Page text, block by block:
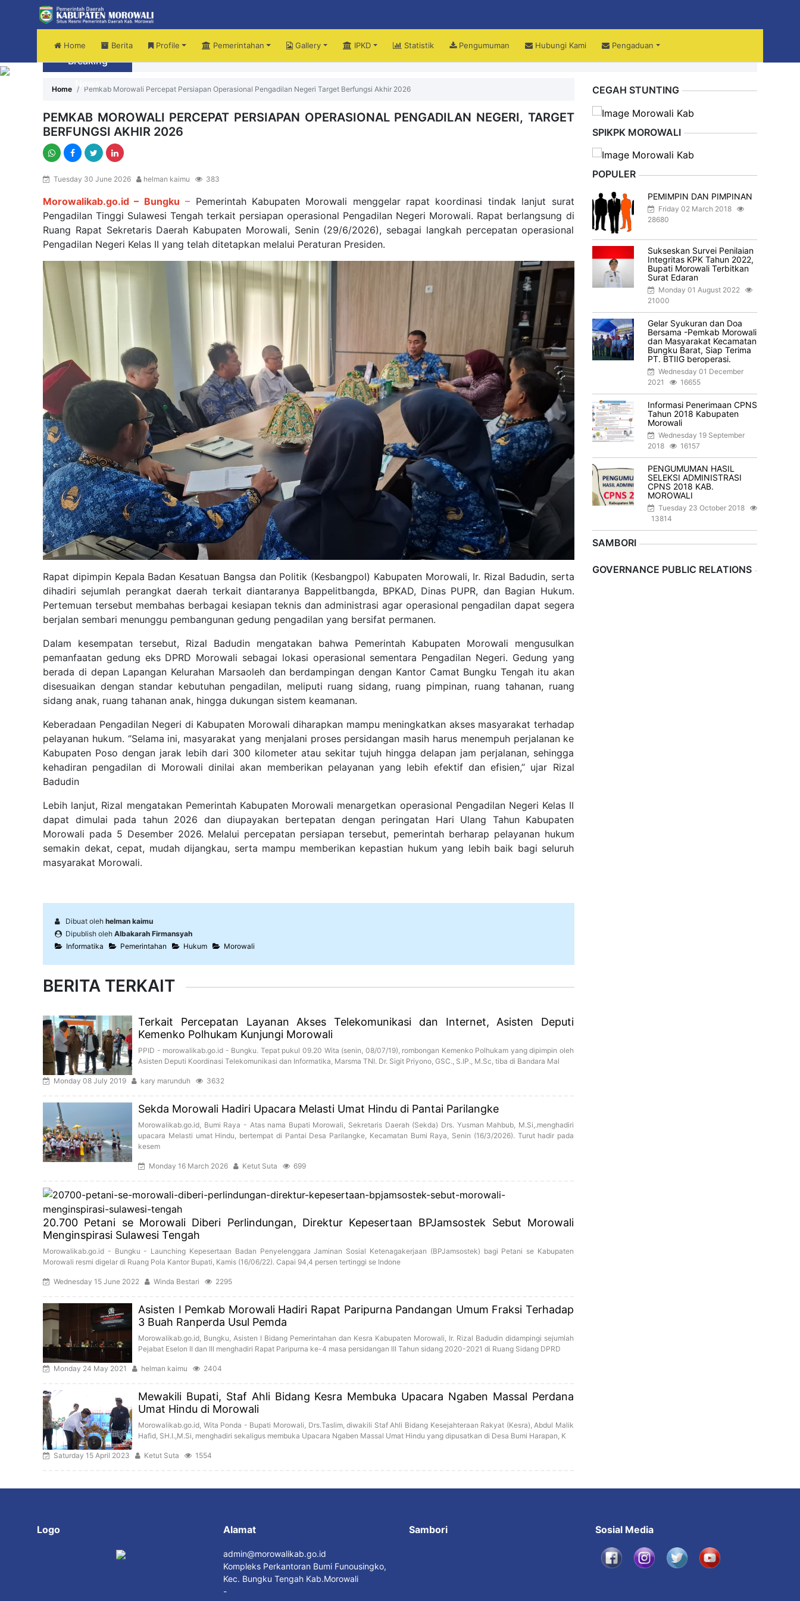
Home Berita Profile Pemerintahan Gallery IPKD Statistik Pengumuman Hubungi Kami Pengaduan
Breaking
News
Audiensi Dengan Kemendikdasmen, Bupati Iksan Perjuangkan Peningkatan Mutu dan Pemerataan Pendidikan Morowali
Home Pemkab Morowali Percepat Persiapan Operasional Pengadilan Negeri Target Berfungsi Akhir 2026
PEMKAB MOROWALI PERCEPAT PERSIAPAN OPERASIONAL PENGADILAN NEGERI, TARGET
BERFUNGSI AKHIR 2026
Tuesday 30 June 2026 helman kaimu 383
Morowalikab.go.id – Bungku – Pemerintah Kabupaten Morowali menggelar rapat koordinasi tindak lanjut surat
Pengadilan Tinggi Sulawesi Tengah terkait persiapan operasional Pengadilan Negeri Morowali. Rapat berlangsung di
Ruang Rapat Sekretaris Daerah Kabupaten Morowali, Senin (29/6/2026), sebagai langkah percepatan operasional
Pengadilan Negeri Kelas II yang telah ditetapkan melalui Peraturan Presiden.
Rapat dipimpin Kepala Badan Kesatuan Bangsa dan Politik (Kesbangpol) Kabupaten Morowali, Ir. Rizal Badudin, serta
dihadiri sejumlah perangkat daerah terkait diantaranya Bappelitbangda, BPKAD, Dinas PUPR, dan Bagian Hukum.
Pertemuan tersebut membahas berbagai kesiapan teknis dan administrasi agar operasional pengadilan dapat segera
berjalan sembari menunggu pembangunan gedung pengadilan yang bersifat permanen.
Dalam kesempatan tersebut, Rizal Badudin mengatakan bahwa Pemerintah Kabupaten Morowali mengusulkan
pemanfaatan gedung eks DPRD Morowali sebagai lokasi operasional sementara Pengadilan Negeri. Gedung yang
berada di depan Lapangan Kelurahan Marsaoleh dan berdampingan dengan Kantor Camat Bungku Tengah itu akan
disesuaikan dengan standar kebutuhan pengadilan, meliputi ruang sidang, ruang pimpinan, ruang tahanan, ruang
sidang anak, ruang tahanan anak, hingga dukungan sistem keamanan.
Keberadaan Pengadilan Negeri di Kabupaten Morowali diharapkan mampu meningkatkan akses masyarakat terhadap
pelayanan hukum. ‘’Selama ini, masyarakat yang menjalani proses persidangan masih harus menempuh perjalanan ke
Kabupaten Poso dengan jarak lebih dari 300 kilometer atau sekitar tujuh hingga delapan jam perjalanan, sehingga
kehadiran pengadilan di Morowali dinilai akan memberikan pelayanan yang lebih efektif dan efisien,’’ ujar Rizal
Badudin
Lebih lanjut, Rizal mengatakan Pemerintah Kabupaten Morowali menargetkan operasional Pengadilan Negeri Kelas II
dapat dimulai pada tahun 2026 dan diupayakan bertepatan dengan peringatan Hari Ulang Tahun Kabupaten
Morowali pada 5 Desember 2026. Melalui percepatan persiapan tersebut, pemerintah berharap pelayanan hukum
semakin dekat, cepat, mudah dijangkau, serta mampu memberikan kepastian hukum yang lebih baik bagi seluruh
masyarakat Morowali.
Dibuat oleh helman kaimu
Dipublish oleh Albakarah Firmansyah
Informatika
Pemerintahan Hukum Morowali
BERITA TERKAIT
Terkait Percepatan Layanan Akses Telekomunikasi dan Internet, Asisten Deputi
Kemenko Polhukam Kunjungi Morowali
PPID - morowalikab.go.id - Bungku. Tepat pukul 09.20 Wita (senin, 08/07/19), rombongan Kemenko Polhukam yang dipimpin oleh
Asisten Deputi Koordinasi Telekomunikasi dan Informatika, Marsma TNI. Dr. Sigit Priyono, GSC., S.IP., M.Sc, tiba di Bandara Mal
Monday 08 July 2019 kary marunduh 3632
Sekda Morowali Hadiri Upacara Melasti Umat Hindu di Pantai Parilangke
Morowalikab.go.id, Bumi Raya - Atas nama Bupati Morowali, Sekretaris Daerah (Sekda) Drs. Yusman Mahbub, M.Si,.menghadiri
upacara Melasti umat Hindu, bertempat di Pantai Desa Parilangke, Kecamatan Bumi Raya, Senin (16/3/2026). Turut hadir pada
kesem
Monday 16 March 2026 Ketut Suta 699
20.700 Petani se Morowali Diberi Perlindungan, Direktur Kepesertaan BPJamsostek Sebut Morowali
Menginspirasi Sulawesi Tengah
Morowalikab.go.id - Bungku - Launching Kepesertaan Badan Penyelenggara Jaminan Sosial Ketenagakerjaan (BPJamsostek) bagi Petani se Kabupaten
Morowali resmi digelar di Ruang Pola Kantor Bupati, Kamis (16/06/22). Capai 94,4 persen tertinggi se Indone
Wednesday 15 June 2022 Winda Bestari 2295
Asisten I Pemkab Morowali Hadiri Rapat Paripurna Pandangan Umum Fraksi Terhadap
3 Buah Ranperda Usul Pemda
Morowalikab.go.id, Bungku, Asisten I Bidang Pemerintahan dan Kesra Kabupaten Morowali, Ir. Rizal Badudin didampingi sejumlah
Pejabat Eselon II dan III menghadiri Rapat Paripurna ke-4 masa persidangan III Tahun sidang 2020-2021 di Ruang Sidang DPRD
Monday 24 May 2021 helman kaimu 2404
Mewakili Bupati, Staf Ahli Bidang Kesra Membuka Upacara Ngaben Massal Perdana
Umat Hindu di Morowali
Morowalikab.go.id, Wita Ponda - Bupati Morowali, Drs.Taslim, diwakili Staf Ahli Bidang Kesejahteraan Rakyat (Kesra), Abdul Malik
Hafid, SH.I.,M.Si, menghadiri sekaligus membuka Upacara Ngaben Massal Umat Hindu yang dipusatkan di Desa Bumi Harapan, K
Saturday 15 April 2023 Ketut Suta 1554
CEGAH STUNTING
SPIKPK MOROWALI
POPULER
PEMIMPIN DAN PIMPINAN
Friday 02 March 2018
28680
Sukseskan Survei Penilaian
Integritas KPK Tahun 2022,
Bupati Morowali Terbitkan
Surat Edaran
Monday 01 August 2022
21000
Gelar Syukuran dan Doa
Bersama -Pemkab Morowali
dan Masyarakat Kecamatan
Bungku Barat, Siap Terima
PT. BTIIG beroperasi.
Wednesday 01 December
2021
16655
Informasi Penerimaan CPNS
Tahun 2018 Kabupaten
Morowali
Wednesday 19 September
2018
16157
PENGUMUMAN HASIL
SELEKSI ADMINISTRASI
CPNS 2018 KAB.
MOROWALI
Tuesday 23 October 2018
13814
SAMBORI
Previous
Next
GOVERNANCE PUBLIC RELATIONS
Logo Alamat
admin@morowalikab.go.id
Kompleks Perkantoran Bumi Funousingko,
Kec. Bungku Tengah Kab.Morowali
-
Sambori Sosial Media